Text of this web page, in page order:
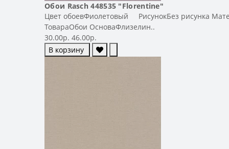
Обои Rasch 448535 "Florentine"
Цвет обоевФиолетовый РисунокБез рисунка
ТовараОбои ОсноваФлизелин..
30.00р. 46.00р.
В корзину